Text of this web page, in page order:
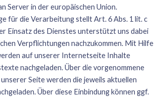
Server in der europäischen Union.
für die Verarbeitung stellt Art. 6 Abs. 1 lit. c
Einsatz des Dienstes unterstützt uns dabei
Verpflichtungen nachzukommen. Mit Hilfe
auf unserer Internetseite Inhalte
nachgeladen. Über die vorgenommene
Seite werden die jeweils aktuellen
Über diese Einbindung können ggf.